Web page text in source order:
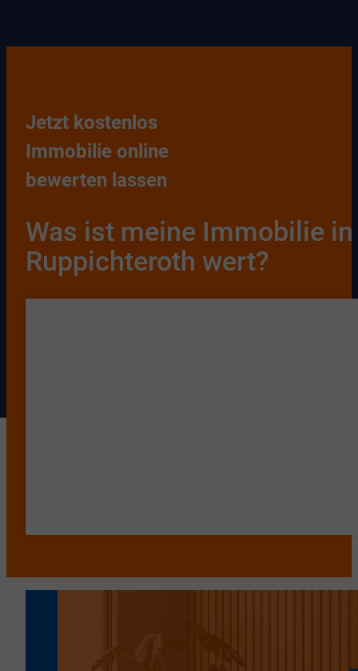
Jetzt kostenlos
Immobilie online
bewerten lassen
Was ist meine Immobilie in
Ruppichteroth wert?